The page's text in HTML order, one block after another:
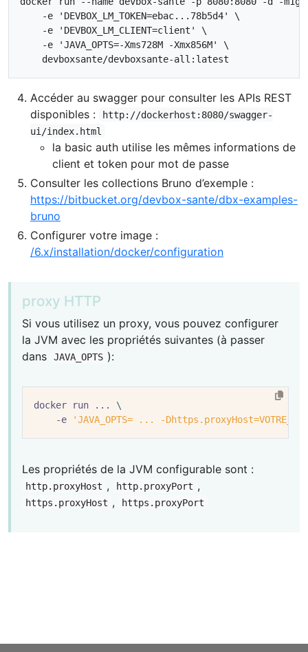
    -e 'DEVBOX_LM_TOKEN=ebac...78b5d4' \
    -e 'DEVBOX_LM_CLIENT=client' \
    -e 'JAVA_OPTS=-Xms728M -Xmx856M' \
Accéder au swagger pour consulter les APIs REST
disponibles :
http://dockerhost:8080/swagger-
ui/index.html
la basic auth utilise les mêmes informations de
client et token pour mot de passe
Consulter les collections Bruno d’exemple :
https://bitbucket.org/devbox-sante/dbx-examples-
bruno
Configurer votre image :
/6.x/installation/docker/configuration
proxy HTTP
Si vous utilisez un proxy, vous pouvez configurer
la JVM avec les propriétés suivantes (à passer
dans
JAVA_OPTS ):
docker run ...
    -e
'JAVA_OPTS= ... -
Les propriétés de la JVM configurable sont :
http.proxyHost , http.proxyPort ,
https.proxyHost , https.proxyPort